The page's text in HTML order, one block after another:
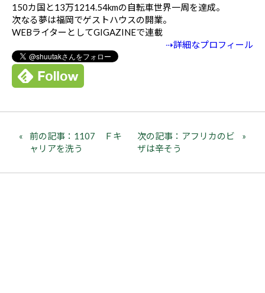
150カ国と13万1214.54kmの自転車世界一周を達成。
次なる夢は福岡でゲストハウスの開業。
WEBライターとしてGIGAZINEで連載
⇢詳細なプロフィール
前の記事：1107 Ｆキ
ャリアを洗う
次の記事：アフリカのビ
ザは辛そう